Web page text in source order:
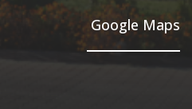
Google Maps